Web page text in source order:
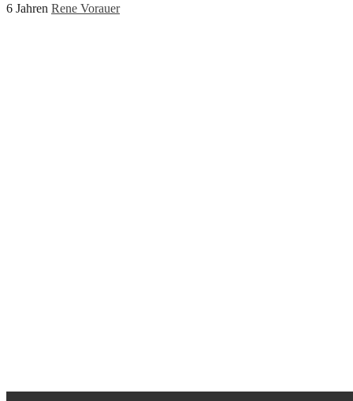
6 Jahren Rene Vorauer